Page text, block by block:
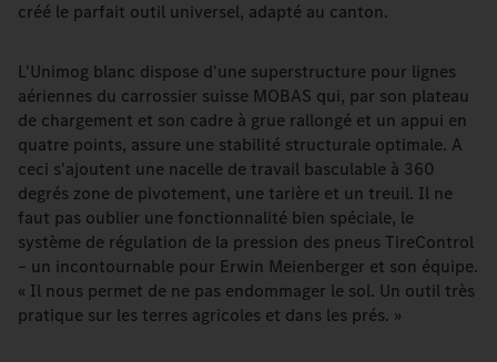
créé le parfait outil universel, adapté au canton.
L'Unimog blanc dispose d'une superstructure pour lignes
aériennes du carrossier suisse MOBAS qui, par son plateau
de chargement et son cadre à grue rallongé et un appui en
quatre points, assure une stabilité structurale optimale. A
ceci s'ajoutent une nacelle de travail basculable à 360
degrés zone de pivotement, une tarière et un treuil. Il ne
faut pas oublier une fonctionnalité bien spéciale, le
système de régulation de la pression des pneus TireControl
– un incontournable pour Erwin Meienberger et son équipe.
« Il nous permet de ne pas endommager le sol. Un outil très
pratique sur les terres agricoles et dans les prés. »